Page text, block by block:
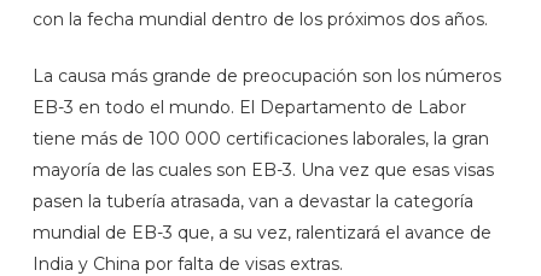
con la fecha mundial dentro de los próximos dos años.
La causa más grande de preocupación son los números
EB-3 en todo el mundo. El Departamento de Labor
tiene más de 100 000 certificaciones laborales, la gran
mayoría de las cuales son EB-3. Una vez que esas visas
pasen la tubería atrasada, van a devastar la categoría
mundial de EB-3 que, a su vez, ralentizará el avance de
India y China por falta de visas extras.